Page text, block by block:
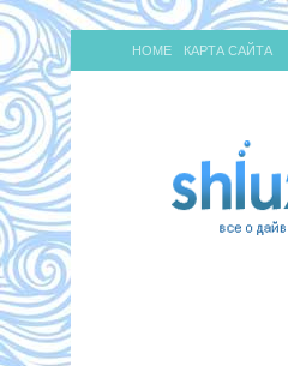
HOME КАРТА САЙТА